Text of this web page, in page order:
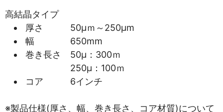
高結晶タイプ
厚さ 50μｍ～250μm
幅 650mm
巻き長さ 50μ：300ｍ
250μ：100ｍ
コア 6インチ
※製品仕様(厚さ、幅、巻き長さ、コア材質)について